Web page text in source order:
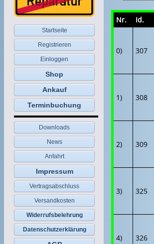
Startseite
Registrieren
Einloggen
Shop
Ankauf
Terminbuchung
Downloads
News
Anfahrt
Impressum
Vertragsabschluss
Versandkosten
Widerrufsbelehrung
Datenschutzerklärung
Nr. Id.
0) 307
1) 308
2) 309
3) 325
4) 326